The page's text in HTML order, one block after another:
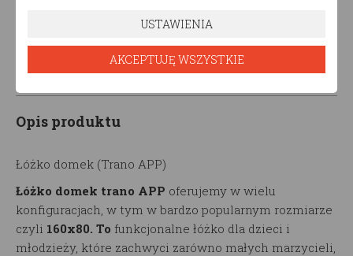
Ilość zestawów
Opis produktu
Łóżko domek (Trano APP)
Łóżko domek trano APP oferujemy w wielu
konfiguracjach, w tym w bardzo popularnym rozmiarze
czyli 160x80. To funkcjonalne łóżko dla dzieci i
młodzieży, które zachwyci zarówno małych marzycieli,
USTAWIENIA
AKCEPTUJĘ WSZYSTKIE